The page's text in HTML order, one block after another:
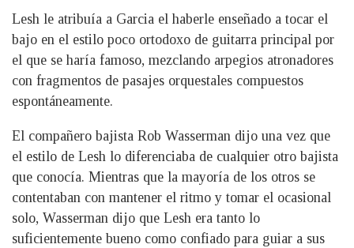
Lesh le atribuía a Garcia el haberle enseñado a tocar el
bajo en el estilo poco ortodoxo de guitarra principal por
el que se haría famoso, mezclando arpegios atronadores
con fragmentos de pasajes orquestales compuestos
espontáneamente.
El compañero bajista Rob Wasserman dijo una vez que
el estilo de Lesh lo diferenciaba de cualquier otro bajista
que conocía. Mientras que la mayoría de los otros se
contentaban con mantener el ritmo y tomar el ocasional
solo, Wasserman dijo que Lesh era tanto lo
suficientemente bueno como confiado para guiar a sus